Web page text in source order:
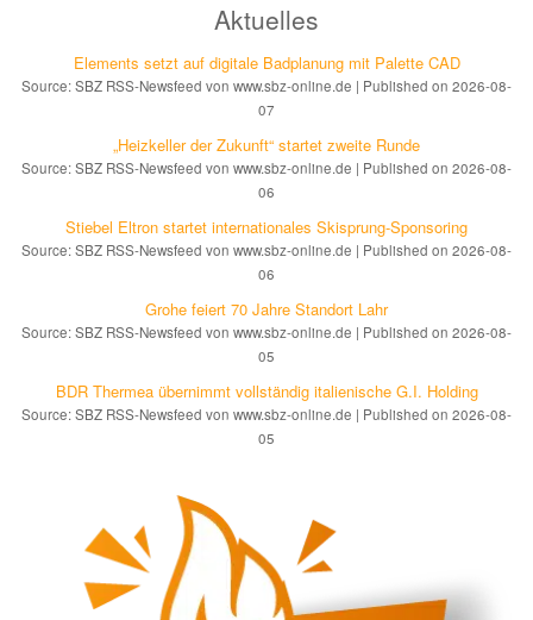
Aktuelles
Elements setzt auf di­gi­ta­le Bad­pla­nung mit Palette CAD
Source: SBZ RSS-Newsfeed von www.sbz-online.de
Published on 2026-08-
07
„Heizkeller der Zu­kunft“ star­tet zwei­te Run­de
Source: SBZ RSS-Newsfeed von www.sbz-online.de
Published on 2026-08-
06
Stiebel Eltron startet internatio­nales Ski­sprung-Spon­soring
Source: SBZ RSS-Newsfeed von www.sbz-online.de
Published on 2026-08-
06
Grohe feiert 70 Jahre Standort Lahr
Source: SBZ RSS-Newsfeed von www.sbz-online.de
Published on 2026-08-
05
BDR Thermea übernimmt vollständig italienische G.I. Holding
Source: SBZ RSS-Newsfeed von www.sbz-online.de
Published on 2026-08-
05